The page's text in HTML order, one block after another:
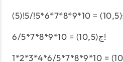
ج(10,5) = 10*9*8*7*6/5!